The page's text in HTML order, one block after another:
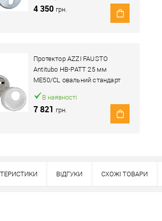
4 350 грн.
Протектор AZZI FAUSTO
Antitubo HB-PATT 25 мм
ME50/CL овальний стандарт
хром полірований
В наявності
7 821 грн.
Наявність в роздрібних магазинах
ВІДГУКИ СХОЖІ ТОВАРИ